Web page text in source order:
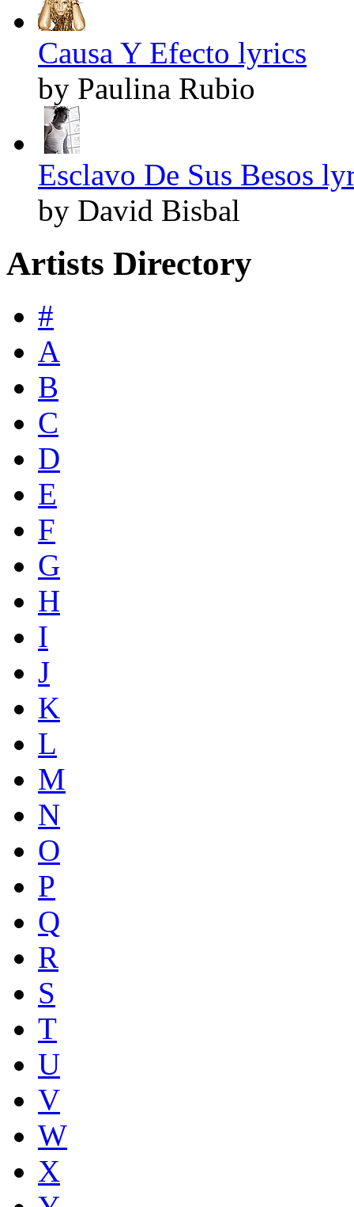
Causa Y Efecto lyrics
by Paulina Rubio
Esclavo De Sus Besos
by David Bisbal
Artists Directory
#
A
B
C
D
E
F
G
H
I
J
K
L
M
N
O
P
Q
R
S
T
U
V
W
X